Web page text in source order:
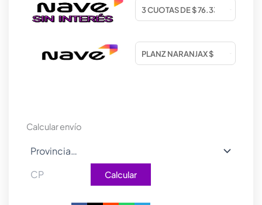
Calcular envío
Calcular